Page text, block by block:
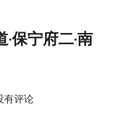
保宁府二·南
有评论